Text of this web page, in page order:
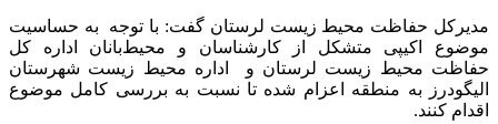
مدیرکل حفاظت محیط زیست لرستان گفت: با توجه به حساسیت
موضوع اکیپی متشکل از کارشناسان و محیط‌بانان اداره کل
حفاظت محیط زیست لرستان و اداره محیط زیست شهرستان
الیگودرز به منطقه اعزام شده تا نسبت به بررسی کامل موضوع
اقدام کنند.